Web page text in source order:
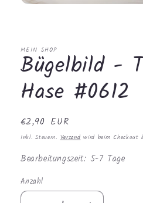
MEIN SHOP
Bügelbild -
Hase #0612
Normaler
Preis
€2,90 EUR
Inkl. Steuern. Versand wird beim Checkout
Bearbeitungszeit: 5-7 Tage
Anzahl
Anzahl